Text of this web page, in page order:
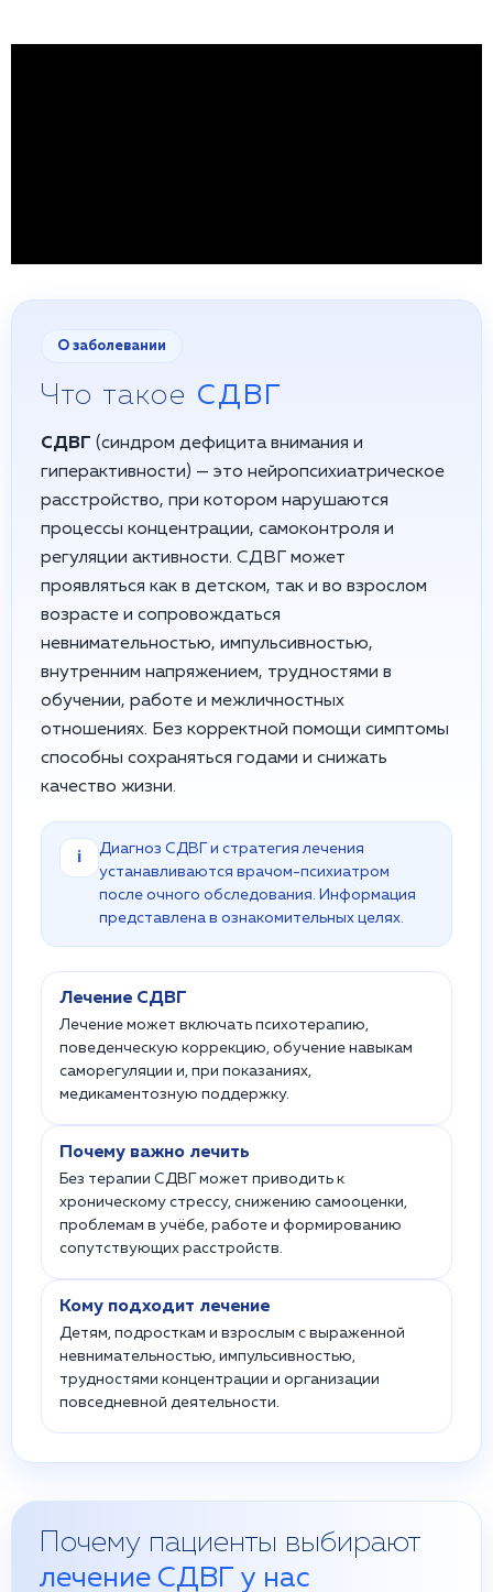
О заболевании
Что такое СДВГ
СДВГ (синдром дефицита внимания и
гиперактивности) — это нейропсихиатрическое
расстройство, при котором нарушаются
процессы концентрации, самоконтроля и
регуляции активности. СДВГ может
проявляться как в детском, так и во взрослом
возрасте и сопровождаться
невнимательностью, импульсивностью,
внутренним напряжением, трудностями в
обучении, работе и межличностных
отношениях. Без корректной помощи симптомы
способны сохраняться годами и снижать
качество жизни.
i
Диагноз СДВГ и стратегия лечения
устанавливаются врачом-психиатром
после очного обследования. Информация
представлена в ознакомительных целях.
Лечение СДВГ
Лечение может включать психотерапию,
поведенческую коррекцию, обучение навыкам
саморегуляции и, при показаниях,
медикаментозную поддержку.
Почему важно лечить
Без терапии СДВГ может приводить к
хроническому стрессу, снижению самооценки,
проблемам в учёбе, работе и формированию
сопутствующих расстройств.
Кому подходит лечение
Детям, подросткам и взрослым с выраженной
невнимательностью, импульсивностью,
трудностями концентрации и организации
повседневной деятельности.
Почему пациенты выбирают
лечение СДВГ у нас